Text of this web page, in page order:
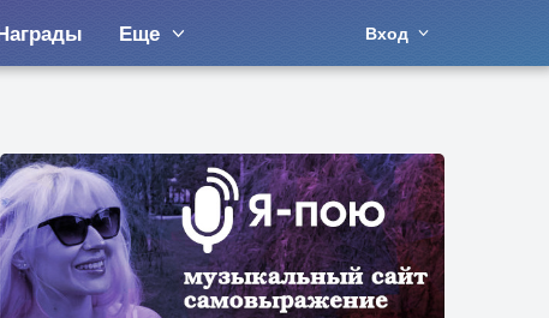
Еще Вход